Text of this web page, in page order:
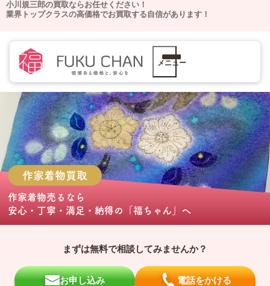
小川規三郎の買取ならお任せください！
業界トップクラスの高価格でお買取する自信があります！
メニュー
作家着物買取
作家着物売る なら
安心・丁寧・満足・納得の
「福ちゃん」 へ
まずは無料で相談してみませんか？
お申し込み 電話をかける